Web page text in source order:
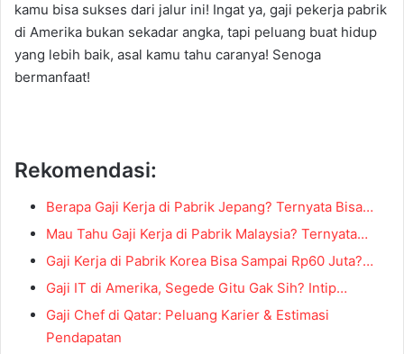
kamu bisa sukses dari jalur ini! Ingat ya, gaji pekerja pabrik
di Amerika bukan sekadar angka, tapi peluang buat hidup
yang lebih baik, asal kamu tahu caranya! Senoga
bermanfaat!
Rekomendasi:
Berapa Gaji Kerja di Pabrik Jepang? Ternyata Bisa…
Mau Tahu Gaji Kerja di Pabrik Malaysia? Ternyata…
Gaji Kerja di Pabrik Korea Bisa Sampai Rp60 Juta?…
Gaji IT di Amerika, Segede Gitu Gak Sih? Intip…
Gaji Chef di Qatar: Peluang Karier & Estimasi
Pendapatan